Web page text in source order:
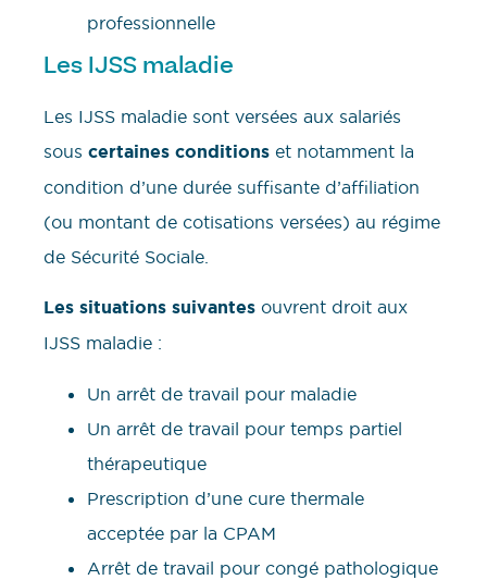
professionnelle
Les IJSS maladie
Les IJSS maladie sont versées aux salariés
sous certaines conditions et notamment la
condition d’une durée suffisante d’affiliation
(ou montant de cotisations versées) au régime
de Sécurité Sociale.
Les situations suivantes ouvrent droit aux
IJSS maladie :
Un arrêt de travail pour maladie
Un arrêt de travail pour temps partiel
thérapeutique
Prescription d’une cure thermale
acceptée par la CPAM
Arrêt de travail pour congé pathologique